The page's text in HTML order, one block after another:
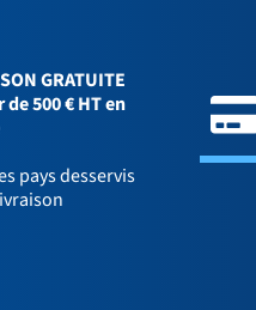
GRATUITE
500 € HT en
pays desservis